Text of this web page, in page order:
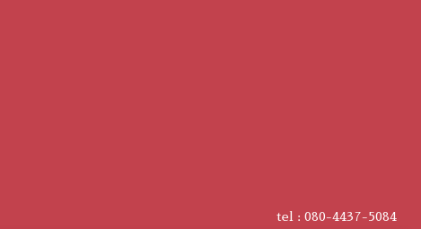
tel : 080-4437-5084